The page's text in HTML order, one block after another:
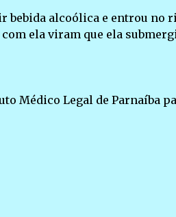
bebida alcoólica e entrou no
ela viram que ela
Médico Legal de Parnaíba